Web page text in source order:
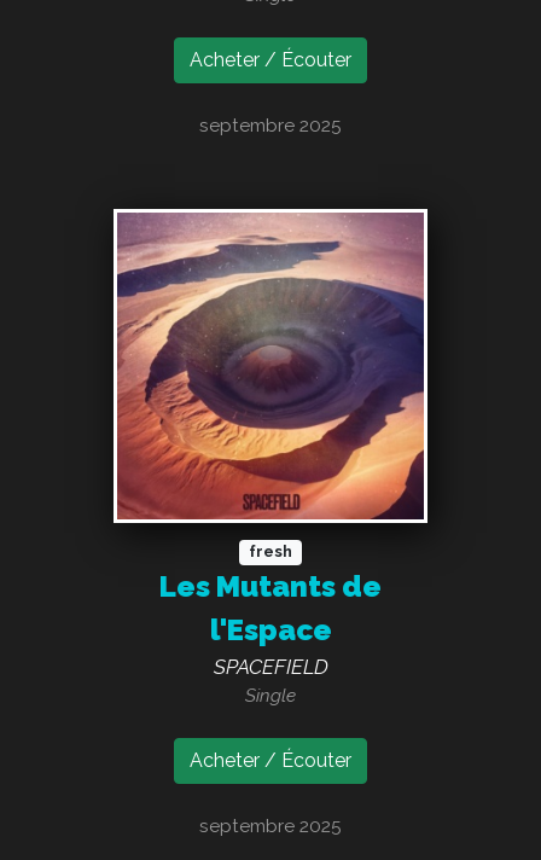
Acheter / Écouter
septembre 2025
fresh
Les Mutants de
l'Espace
SPACEFIELD
Single
Acheter / Écouter
septembre 2025